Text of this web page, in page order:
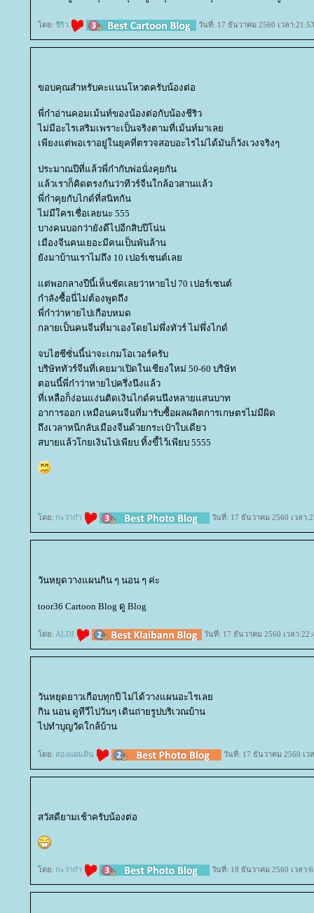
ดย: ชีริว วันที่: 17 ธันวาคม 2560 เวลา
ขอบคุณสำหรับคะแนนโหวตครับน้องต่อ
พี่ก๋าอ่านคอมเม้นท์ของน้องต่อกับน้องชีริว
ไม่มีอะไรเสริมเพราะเป็นจริงตามที่เม้นท์มาเล
เพียงแต่พอเราอยู่ในยุคที่ตรวจสอบอะไรไม่ได้มันก็วังเวงจริงๆ
ประมาณปีที่แล้วพี่ก๋ากับพ่อนั่งคุยกัน
ล้วเราก็คิดตรงกันว่าทีวร์จีนใกล้อวสานแล้ว
พี่ก๋าคุยกับไกด์ที่สนิทกัน
ไม่มีใครเชื่อเลยนะ 555
บางคนบอกว่ายังดีไปอีกสิบปีโน่น
เมืองจีนคนเยอะมีคนเป็นพันล้าน
ังมาบ้านเราไม่ถึง 10 เปอร์เซนต์เล
ต่พอกลางปีนี้เห็นชัดเลยว่าหายไป 70 เปอร์เซนต์
กำลังซื้อนี่ไม่ต้องพูดถึง
พี่ก๋าว่าหายไปเกือบหมด
กลายเป็นคนจีนที่มาเองโดยไม่พึ่งทัวร์ ไม่พึ่งไกด์
จบไฮซีซั่นนี้น่าจะเกมโอเวอร์ครับ
บริษัททัวร์จีนที่เคยมาเปิดในเชียงใหม่ 50-60 บริษัท
ตอนนี้พี่ก๋าว่าหายไปครึ่งนึงแล้ว
ที่เหลือก็ง่อนแง่นติดเงินไกด์คนนึงหลายแสนบาท
อาการออก เหมือนคนจีนที่มารับซื้อผลผลิตการเกษตรไม่มีผิด
ถึงเวลาหนีกลับเมืองจีนด้วยกระเป๋าใบเดียว
สบายแล้วโกยเงินไปเพียบ ทิ้งขี้ไว้เพียบ 5555
ดย: กะว่าก๋า วันที่: 17 ธันวาคม 2560 เวลา
วันหยุดวางแผนกิน ๆ นอน ๆ ค่ะ
toor36 Cartoon Blog ดู Blog
ดย: ALDI วันที่: 17 ธันวาคม 2560 เวลา
วันหยุดยาวเกือบทุกปี ไม่ได้วางแผนอะไรเล
กิน นอน ดูทีวีไปวันๆ เดินถ่ายรูปบริเวณบ้าน
ไปทำบุญวัดใกล้บ้าน
ดย: สองแผ่นดิน วันที่: 17 ธันวาคม 2560 เว
สวัสดียามเช้าครับน้องต่อ
ดย: กะว่าก๋า วันที่: 18 ธันวาคม 2560 เวลา